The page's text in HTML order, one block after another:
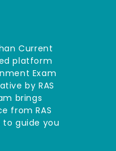
Current
platform
Exam
by RAS
brings
from RAS
to guide you